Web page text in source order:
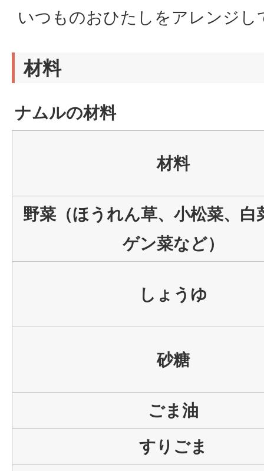
いつものおひたしをアレンジし
材料
ナムルの材料
材料
野菜（ほうれん草、小松菜、白
ゲン菜など）
しょうゆ
砂糖
ごま油
すりごま